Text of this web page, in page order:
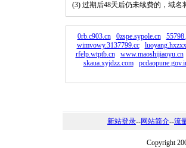
(3) 过期后48天后仍未续费的，域名
0rb.c903.cn 0zspe.sypole.cn
wimvowy.3137799.cc
rfelp.wtptb.cn
www.maoshijiaoyu.cn
skaua.xyjdzz.com
新站登录--网站简介--流
Copyright